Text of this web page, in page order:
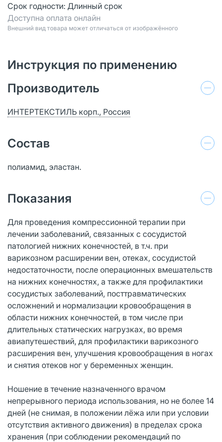
Срок годности: Длинный срок
Доступна оплата онлайн
Bнешний вид товара может отличаться от изображённого
Инструкция по применению
Производитель
ИНТЕРТЕКСТИЛЬ корп., Россия
Состав
полиамид, эластан.
Показания
Для проведения компрессионной терапии при
лечении заболеваний, связанных с сосудистой
патологией нижних конечностей, в т.ч. при
варикозном расширении вен, отеках, сосудистой
недостаточности, после операционных вмешательств
на нижних конечностях, а также для профилактики
сосудистых заболеваний, посттравматических
осложнений и нормализации кровообращения в
области нижних конечностей, в том числе при
длительных статических нагрузках, во время
авиапутешествий, для профилактики варикозного
расширения вен, улучшения кровообращения в ногах
и снятия отеков ног у беременных женщин.
Ношение в течение назначенного врачом
непрерывного периода использования, но не более 14
дней (не снимая, в положении лёжа или при условии
отсутствия активного движения) в пределах срока
хранения (при соблюдении рекомендаций по